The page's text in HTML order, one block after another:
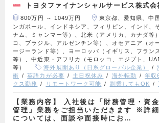
トヨタファイナンシャルサービス株式会
800万円 ～ 1049万円
東京都、愛知県、中
ンガポール、インドネシア、フィリピン、インド、
ナム、ミャンマー等）、北米（アメリカ、カナダ等
コ、ブラジル、アルゼンチン等）、オセアニア（オ
ージーランド等）、ヨーロッパ（イギリス、フラン
等）、中近東・アフリカ（モロッコ、エジプト、
等）
海外展開あり（日系グローバル企業）
衝
英語力が必要 土日祝休み 海外転勤 年収
クス勤務
リモートワーク可能 副業してもOK
【業務内容】 入社後は「財務管理・資金
管理」業務をご担当いただきます ※詳細
については、面談や面接時にお…